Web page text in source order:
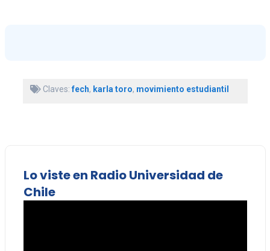
Claves:fech, karla toro, movimiento estudiantil
Lo viste en Radio Universidad de
Chile